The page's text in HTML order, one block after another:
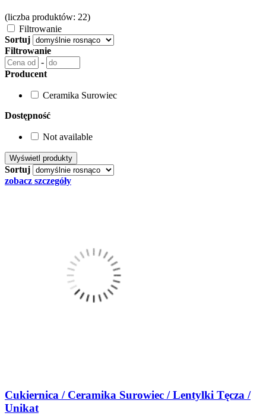
(liczba produktów: 22)
Filtrowanie
Sortuj
Filtrowanie
-
Producent
Ceramika Surowiec
Dostępność
Not available
Sortuj
zobacz szczegóły
Cukiernica / Ceramika Surowiec / Lentylki Tęcza /
Unikat